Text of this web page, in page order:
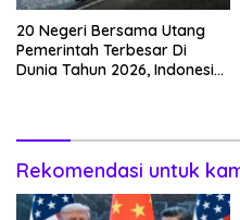
20 Negeri Bersama Utang
Pemerintah Terbesar Di
Dunia Tahun 2026, Indonesia
Rekomendasi untuk